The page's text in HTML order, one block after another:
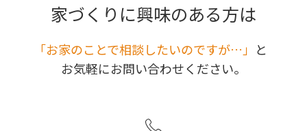
家づくりに興味のある方は
｢お家のことで相談したいのですが…」 と
お気軽にお問い合わせください。